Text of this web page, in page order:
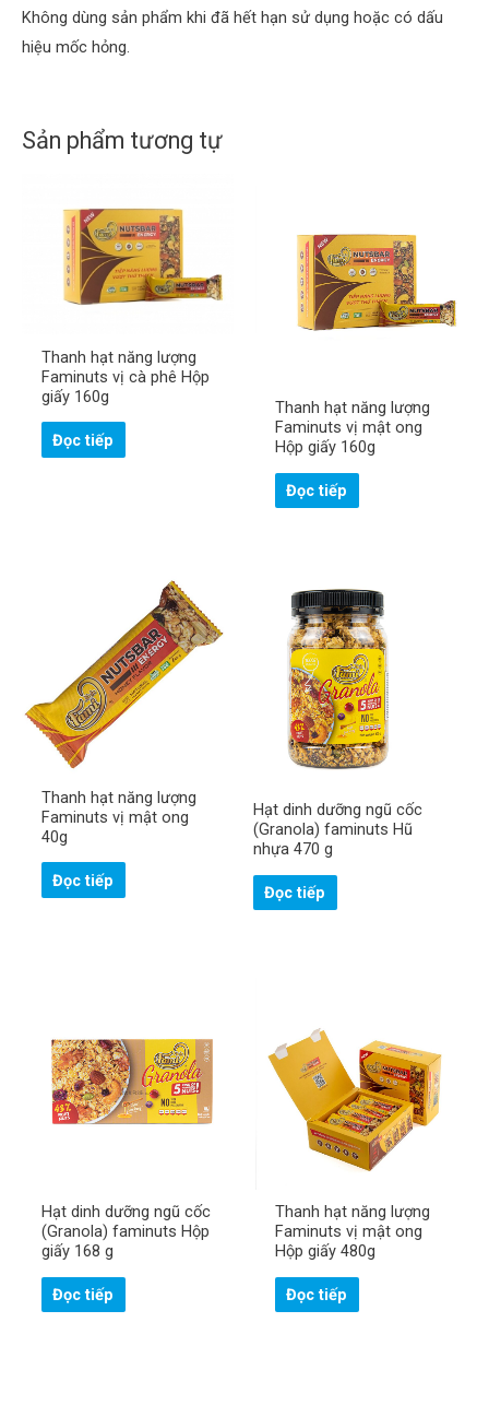
Không dùng sản phẩm khi đã hết hạn sử dụng hoặc có dấu
hiệu mốc hỏng.
Sản phẩm tương tự
Thanh hạt năng lượng
Faminuts vị cà phê Hộp
giấy 160g
Đọc tiếp
Thanh hạt năng lượng
Faminuts vị mật ong
Hộp giấy 160g
Đọc tiếp
Thanh hạt năng lượng
Faminuts vị mật ong
40g
Đọc tiếp
Hạt dinh dưỡng ngũ cốc
(Granola) faminuts Hũ
nhựa 470 g
Đọc tiếp
Hạt dinh dưỡng ngũ cốc
(Granola) faminuts Hộp
giấy 168 g
Đọc tiếp
Thanh hạt năng lượng
Faminuts vị mật ong
Hộp giấy 480g
Đọc tiếp
H
ọ
v
à
t
S
ố
ệ
n
t
Gửi